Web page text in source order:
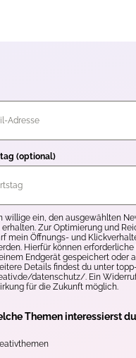
(optional)
willige ein, den ausgewählten
erhalten. Zur Optimierung und
mein Öffnungs- und
Hierfür können
Endgerät gespeichert oder
Details findest du unter
datenschutz/. Ein
für die Zukunft möglich.
Themen interessierst